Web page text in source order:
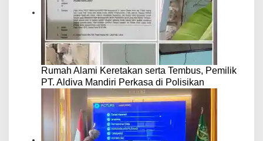
Rumah Alami Keretakan serta Tembus, Pemilik
PT. Aldiva Mandiri Perkasa di Polisikan